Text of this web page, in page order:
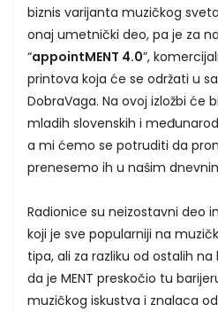
biznis varijanta muzičkog
onaj umetnički deo, pa je za
“appointMENT 4.0”,
printova koja će se održati u
DobraVaga. Na ovoj izložbi će
mladih slovenskih i
a mi ćemo se potruditi da
prenesemo ih u našim
Radionice su neizostavni deo
koji je sve popularniji na
tipa, ali za razliku od ostalih
da je MENT preskočio tu
muzičkog iskustva i znalaca